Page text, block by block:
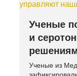
Ученые
и
Ученые из